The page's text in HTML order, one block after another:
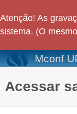
Atenção! As
sistema. (O
Mconf
Acessar